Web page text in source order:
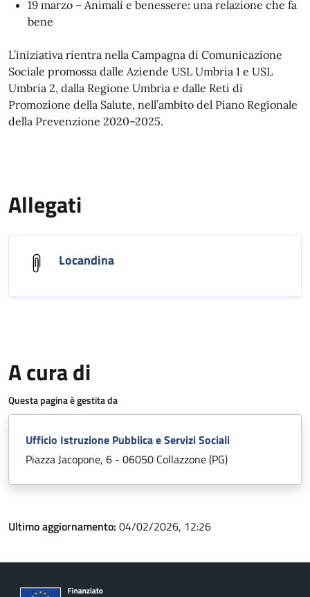
19 marzo – Animali e benessere: una relazione che fa
bene
L’iniziativa rientra nella Campagna di Comunicazione
Sociale promossa dalle Aziende USL Umbria 1 e USL
Umbria 2, dalla Regione Umbria e dalle Reti di
Promozione della Salute, nell’ambito del Piano Regionale
della Prevenzione 2020–2025.
Allegati
Locandina
A cura di
Questa pagina è gestita da
Ufficio Istruzione Pubblica e Servizi Sociali
Piazza Jacopone, 6 - 06050 Collazzone (PG)
Ultimo aggiornamento: 04/02/2026, 12:26